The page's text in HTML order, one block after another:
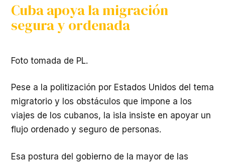
Cuba apoya la migración
segura y ordenada
Foto tomada de PL.
Pese a la politización por Estados Unidos del tema
migratorio y los obstáculos que impone a los
viajes de los cubanos, la isla insiste en apoyar un
flujo ordenado y seguro de personas.
Esa postura del gobierno de la mayor de las